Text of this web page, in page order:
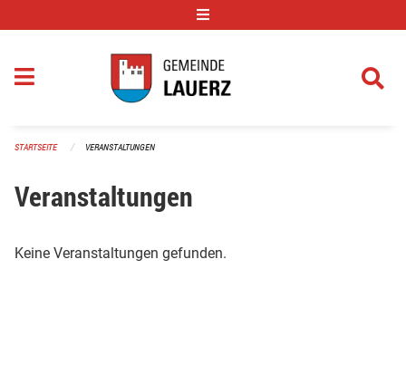
STARTSEITE VERANSTALTUNGEN
Veranstaltungen
Keine Veranstaltungen gefunden.